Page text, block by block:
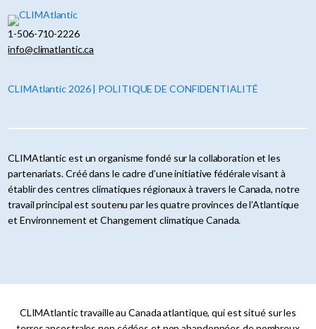
1-506-710-2226
info@climatlantic.ca
CLIMAtlantic 2026 | POLITIQUE DE CONFIDENTIALITÉ
CLIMAtlantic est un organisme fondé sur la collaboration et les
partenariats. Créé dans le cadre d’une initiative fédérale visant à
établir des centres climatiques régionaux à travers le Canada, notre
travail principal est soutenu par les quatre provinces de l’Atlantique
et Environnement et Changement climatique Canada.
CLIMAtlantic travaille au Canada atlantique, qui est situé sur les